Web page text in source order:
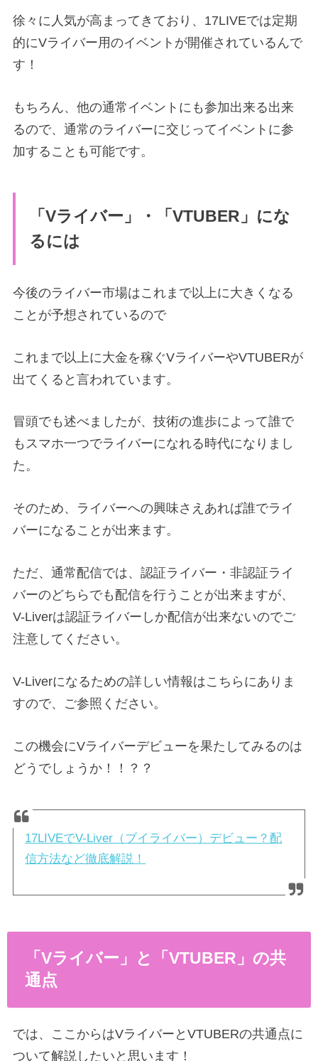
徐々に人気が高まってきており、 17LIVEでは定期
的にVライバー用のイベントが開催されているんで
す！
もちろん、他の通常イベントにも参加出来る出来
るので、 通常のライバーに交じってイベントに参
加することも可能です。
「Vライバー」・「VTUBER」にな
るには
今後のライバー市場はこれまで以上に大きくなる
ことが予想されているので
これまで以上に大金を稼ぐVライバーやVTUBERが
出てくると言われています。
冒頭でも述べましたが、技術の進歩によって誰で
もスマホ一つでライバーになれる時代になりまし
た。
そのため、ライバーへの興味さえあれば誰でライ
バーになることが出来ます。
ただ、通常配信では、認証ライバー・非認証ライ
バーのどちらでも配信を行うことが出来ますが、
V-Liverは認証ライバーしか配信が出来ないのでご
注意してください。
V-Liverになるための詳しい情報はこちらにありま
すので、ご参照ください。
この機会にVライバーデビューを果たしてみるのは
どうでしょうか！！？？
17LIVEでV-Liver（ブイライバー）デビュー？配
信方法など徹底解説！
「Vライバー」と「VTUBER」の共
通点
では、ここからはVライバーとVTUBERの共通点に
ついて解説したいと思います！